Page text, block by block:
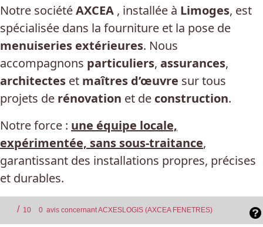
Notre sociétéAXCEA , installée à Limoges, est
spécialisée dans la fourniture et la pose de
menuiseries extérieures. Nous
accompagnons particuliers, assurances,
architectes et maîtres d’œuvre sur tous
projets de rénovation et de construction.
Notre force : une équipe locale,
expérimentée, sans sous-traitance,
garantissant des installations propres, précises
et durables.
/ 10 0 avis concernant ACXESLOGIS (AXCEA FENETRES)